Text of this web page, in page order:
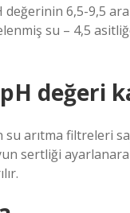
6,5-9,5
su – 4,5
değeri
arıtma filtreleri
sertliği